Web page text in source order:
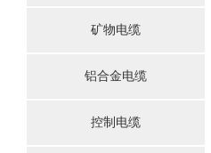
矿物电缆
铝合金电缆
控制电缆